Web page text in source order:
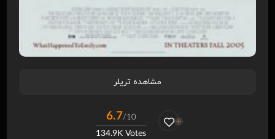
مشاهده تریلر
6.7/10
134.9K Votes